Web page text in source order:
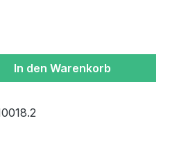
den
In den Warenkorb